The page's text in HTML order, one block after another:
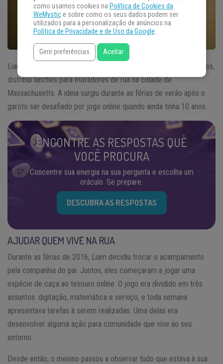
Liam Hannon, um menino de 12 anos, que vive nos Estados Unidos,
distribui lanches para moradores de rua na cidade de
Massachusetts. A ideia surgiu durante as férias de verão após o
garoto ser desafiado por jogo online quando ainda tinha 10 anos.
ENCONTRE AS RESPOSTAS QUE
VOCÊ PROCURA
Concentre sua energia na sua pergunta e escolha um
oráculo. Se prepare.
DESCUBRA AS RESPOSTAS
AJUDAR QUEM VIVE NA RUA
Durante as férias de 2016, Liam decidiu trocar o acampamento
pela companhia do pai. Juntos, eles começaram a jogar uma
espécie de caça ao tesouro online. O jogo era dividido em três
assuntos: digitação, matemática e serviço, e toda semana
apresentava tarefas à serem realizadas. Uma delas era
desenvolver alguma ação para comunidade que vive ao seu
entorno.
Desde então, o menino passou a observar tudo que estava à sua
como usamos cookies na Política de Cookies da
WeMystice sobre como os seus dados podem ser
utilizados para a personalização de anúncios na
Política de Privacidade e de Uso da Google.
Gerir preferências Aceitar